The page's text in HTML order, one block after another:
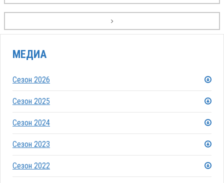
МЕДИА
Сезон 2026
Сезон 2025
Сезон 2024
Сезон 2023
Сезон 2022